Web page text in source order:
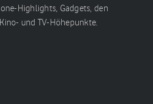
Highlights, Gadgets, den
und TV-Höhepunkte.